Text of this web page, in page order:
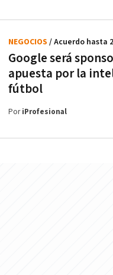
Google será
apuesta por la
fútbol
NEGOCIOS / Acuerdo hasta
PoriProfesional